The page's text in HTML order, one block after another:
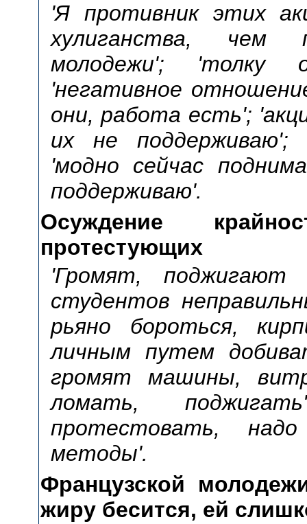
'Я противник этих
хулиганства, чем
молодежи'; 'толку
'негативное
они, работа есть';
их не поддерживаю';
'модно сейчас
поддерживаю'.
Осуждение
протестующих
'Громят,
студентов
рьяно бороться,
личным путем
громят машины,
ломать,
протестовать, надо
методы'.
Французской
жиру бесится, ей